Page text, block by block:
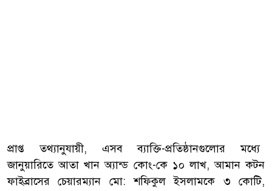
প্রাপ্ত তথ্যানুযায়ী, এসব ব্যাক্তি-প্রতিষ্ঠানগুলোর মধ্যে
জানুয়ারিতে আতা খান অ্যান্ড কোং-কে ১০ লাখ, আমান কটন
ফাইব্রাসের চেয়ারম্যান মো: শফিকুল ইসলামকে ৩ কোটি,